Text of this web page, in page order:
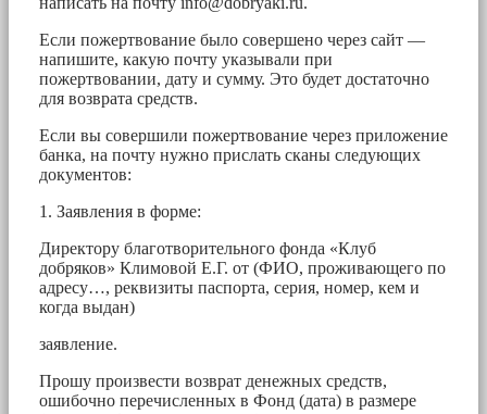
Если пожертвование было совершено через сайт —
напишите, какую почту указывали при
пожертвовании, дату и сумму. Это будет достаточно
для возврата средств.
Если вы совершили пожертвование через приложение
банка, на почту нужно прислать сканы следующих
документов:
1. Заявления в форме:
Директору благотворительного фонда «Клуб
добряков» Климовой Е.Г. от (ФИО, проживающего по
адресу…, реквизиты паспорта, серия, номер, кем и
когда выдан)
заявление.
Прошу произвести возврат денежных средств,
ошибочно перечисленных в Фонд (дата) в размере